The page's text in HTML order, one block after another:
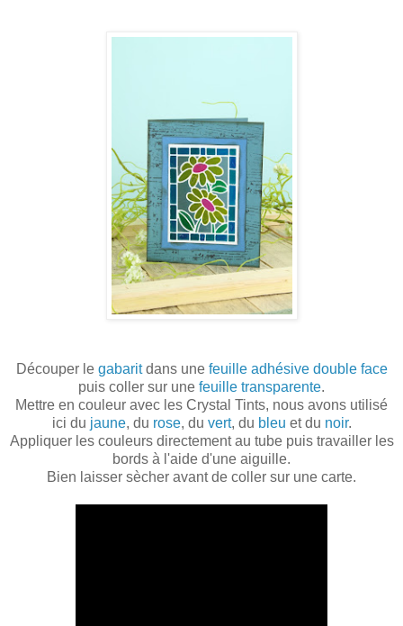
Découper le gabaritdans une feuille adhésive double face
puis coller sur une feuille transparente.
Mettre en couleur avec les Crystal Tints, nous avons utilisé
ici du jaune, du rose, du vert, du bleu et du noir.
Appliquer les couleurs directement au tube puis travailler les
bords à l'aide d'une aiguille.
Bien laisser sècher avant de coller sur une carte.